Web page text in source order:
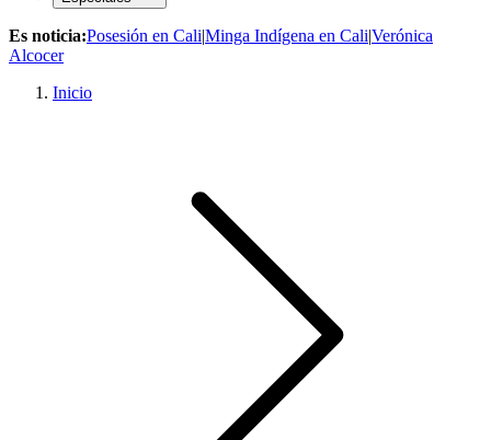
Es noticia:Posesión en Cali|Minga Indígena en Cali|Verónica
Alcocer
Inicio